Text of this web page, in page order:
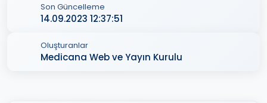
Son Güncelleme
14.09.2023 12:37:51
Oluşturanlar
Medicana Web ve Yayın Kurulu